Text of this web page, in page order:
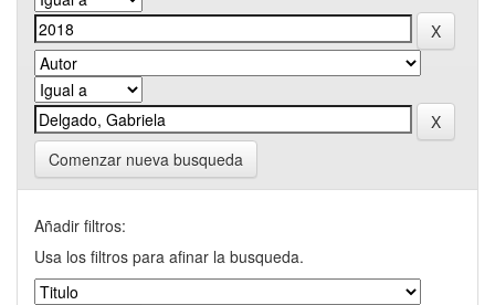
Comenzar nueva busqueda
Añadir filtros:
Usa los filtros para afinar la busqueda.